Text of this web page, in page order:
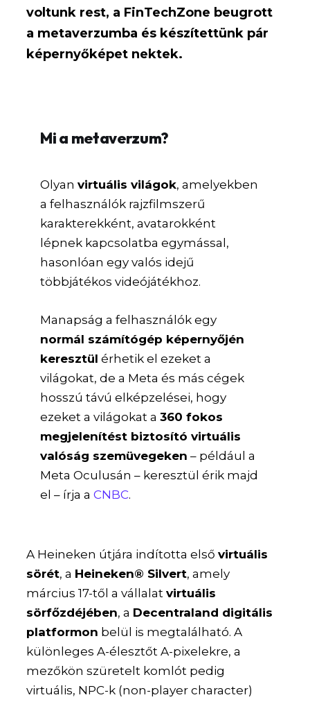
voltunk rest, a FinTechZone beugrott
a metaverzumba és készítettünk pár
képernyőképet nektek.
Mi a metaverzum?
Olyanvirtuális világok, amelyekben
a felhasználók rajzfilmszerű
karakterekként, avatarokként
lépnek kapcsolatba egymással,
hasonlóan egy valós idejű
többjátékos videójátékhoz.
Manapság a felhasználók egy
normál számítógép képernyőjén
keresztül érhetik el ezeket a
világokat, de a Meta és más cégek
hosszú távú elképzelései, hogy
ezeket a világokat a360 fokos
megjelenítést biztosító virtuális
valóság szemüvegeken – például a
Meta Oculusán – keresztül érik majd
el – írja aCNBC.
A Heineken útjára indította elsővirtuális
sörét, a Heineken® Silvert, amely
március 17-től a vállalatvirtuális
sörfőzdéjében, a Decentraland digitális
platformon belül is megtalálható. A
különleges A-élesztőt A-pixelekre, a
mezőkön szüretelt komlót pedig
virtuális, NPC-k (non-player character)